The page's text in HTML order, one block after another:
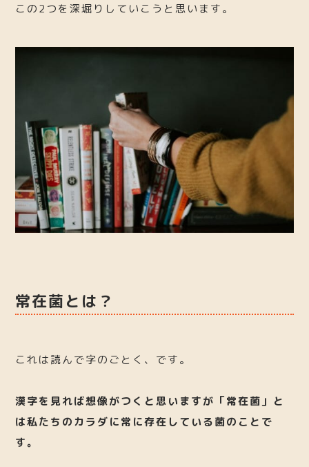
この2つを深堀りしていこうと思います。
常在菌とは？
これは読んで字のごとく、です。
漢字を見れば想像がつくと思いますが「常在菌」と
は私たちのカラダに常に存在している菌のことで
す。